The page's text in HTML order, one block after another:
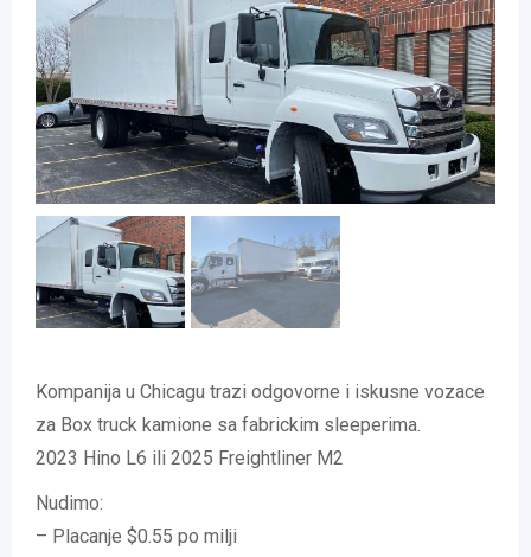
Kompanija u Chicagu trazi odgovorne i iskusne vozace
za Box truck kamione sa fabrickim sleeperima.
2023 Hino L6 ili 2025 Freightliner M2
Nudimo:
– Placanje $0.55 po milji